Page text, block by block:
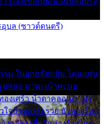
อุบล (ซาวด์ดนตรี)
รุม ในอกกลัดกลุ้ม โดนแฟน
ปหล่อ มาพะเน้าพะนอ
งเศร้า น้ำตาคลอเบ้า เฝ้า
จบัวทองระรวย บัวทองโศก